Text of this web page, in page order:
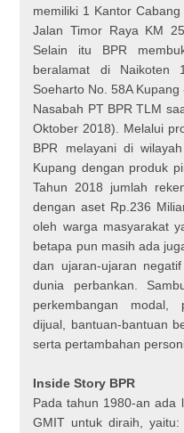
memiliki 1 Kantor
Jalan Timor Raya KM
Selain itu BPR
beralamat di Naikoten
Soeharto No. 58A Kupang
Nasabah PT BPR TLM
Oktober 2018). Melalui
BPR melayani di
Kupang dengan produk
Tahun 2018 jumlah
dengan aset Rp.236
oleh warga masyarakat
betapa pun masih ada
dan ujaran-ujaran
dunia perbankan.
perkembangan modal,
dijual, bantuan-bantuan
serta pertambahan
Inside Story BPR
Pada tahun 1980-an ada
GMIT untuk diraih, yaitu: